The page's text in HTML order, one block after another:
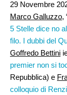
29 Novembre
Marco Galluzzo,
5 Stelle dice no
filo. I dubbi del
Goffredo Bettini
premier non si
Repubblica) e
colloquio di